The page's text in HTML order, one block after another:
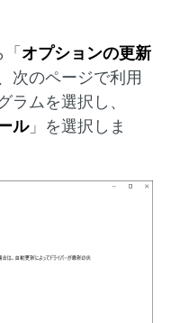
オプションの更新
次のページで利用
ラムを選択し、
ル」を選択しま